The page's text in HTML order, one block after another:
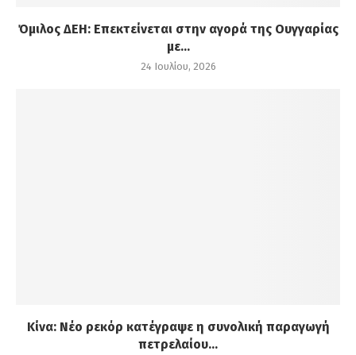
Όμιλος ΔΕΗ: Επεκτείνεται στην αγορά της Ουγγαρίας
με...
24 Ιουλίου, 2026
Κίνα: Νέο ρεκόρ κατέγραψε η συνολική παραγωγή
πετρελαίου...